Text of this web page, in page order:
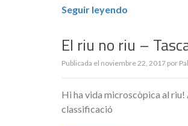
Seguir leyendo
El riu no riu –
Publicada el noviembre 22, 2017 por
Hi ha vida microscòpica al
classificació